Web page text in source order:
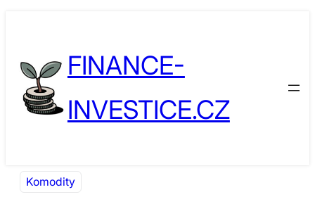
FINANCE-
INVESTICE.CZ
Komodity